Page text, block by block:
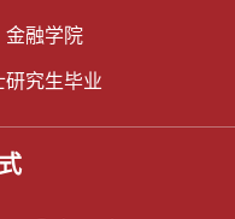
金融学院
研究生毕业